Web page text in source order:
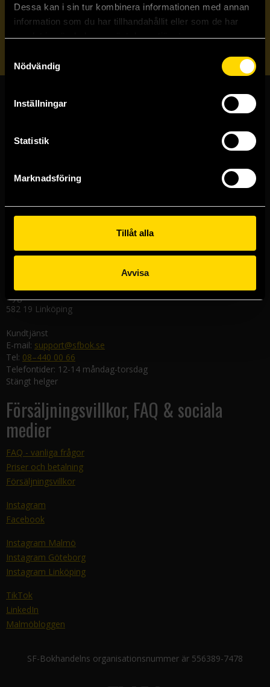
Dessa kan i sin tur kombinera informationen med annan
information som du har tillhandahållit eller som de har
samlat in när du har använt deras tjänster.
Nödvändig
Inställningar
Statistik
Marknadsföring
Tillåt alla
Avvisa
Veckobrevet
Skicka
Stockholmsbutiken
Södra Förstadsgatan 26
211 43 Malmö
Nygatan 20
582 19 Linköping
Kundtjänst
E-mail: support@sfbok.se
Tel: 08–440 00 66
Telefontider: 12-14 måndag-torsdag
Stängt helger
Försäljningsvillkor, FAQ & sociala
medier
FAQ - vanliga frågor
Priser och betalning
Försäljningsvillkor
Instagram
Facebook
Instagram Malmö
Instagram Göteborg
Instagram Linköping
TikTok
LinkedIn
Malmöbloggen
SF-Bokhandelns organisationsnummer är 556389-7478